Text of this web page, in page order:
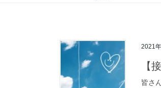
2021
【
皆さ